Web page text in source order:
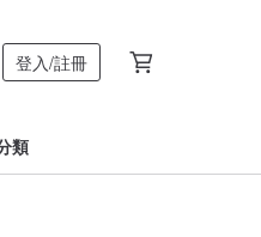
登入/註冊
類